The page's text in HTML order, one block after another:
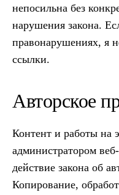
непосильна без
нарушения закона.
правонарушениях, я
ссылки.
Авторское
Контент и работы на
администратором
действие закона об
Копирование,